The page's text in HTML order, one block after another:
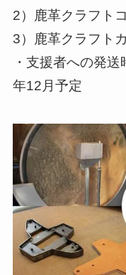
2）鹿革クラフト
3）鹿革クラフト
・支援者への発
年12月予定